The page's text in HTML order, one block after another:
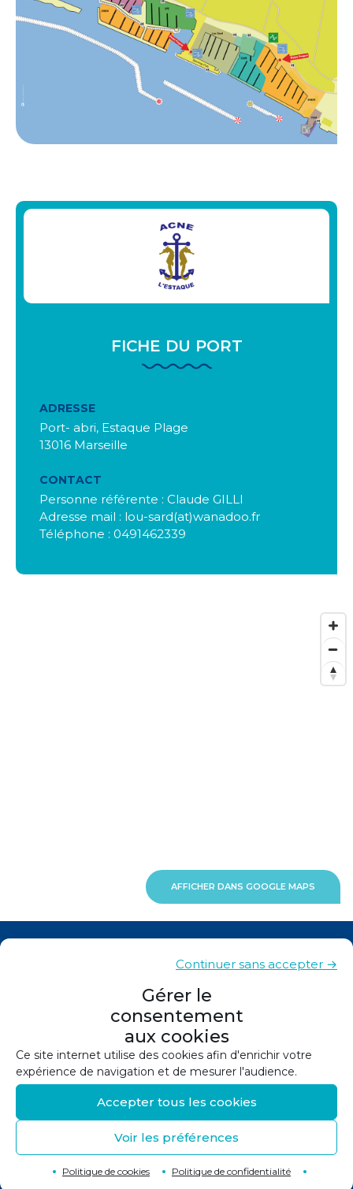
Gérer le
consentement
aux cookies
Ce site internet utilise des cookies afin d'enrichir votre
expérience de navigation et de mesurer l'audience.
Accepter tous les cookies
Continuer sans accepter →
Voir les préférences
Politique de cookies Politique de confidentialité
FICHE DU PORT
ADRESSE
Port- abri, Estaque Plage
13016 Marseille
CONTACT
Personne référente : Claude GILLI
Adresse mail : lou-sard(at)wanadoo.fr
Téléphone : 0491462339
AFFICHER DANS GOOGLE MAPS
Mentions légales
Politique de confidentialité
Politique de cookies (UE)
Conception et réalisation :Canopée
Retour en haut de page↑